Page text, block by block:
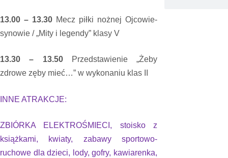
13.00 – 13.30 Mecz piłki nożnej Ojcowie-
synowie / „Mity i legendy” klasy V
13.30 – 13.50Przedstawienie „Żeby
zdrowe zęby mieć…” w wykonaniu klas II
INNE ATRAKCJE:
ZBIÓRKA ELEKTROŚMIECI, stoisko z
książkami, kwiaty, zabawy sportowo-
ruchowe dla dzieci, lody, gofry, kawiarenka,